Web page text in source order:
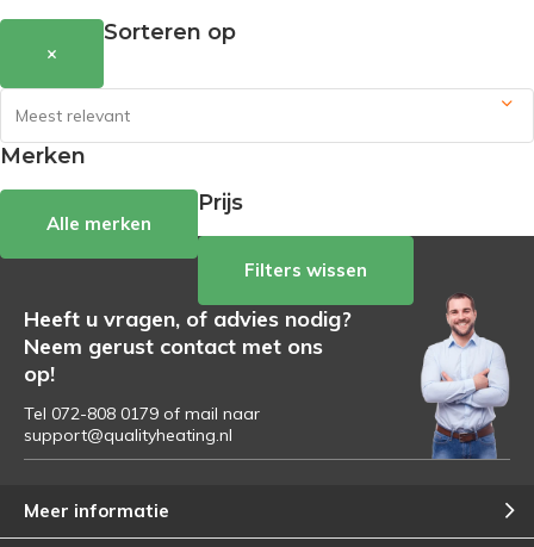
×
Sorteren op
Merken
Alle merken
Prijs
Filters wissen
Heeft u vragen, of advies nodig?
Neem gerust contact met ons
op!
Tel 072-808 0179 of mail naar
support@qualityheating.nl
Meer informatie